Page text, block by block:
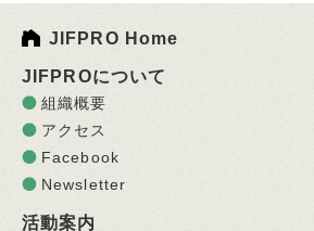
JIFPRO Home
JIFPROについて
組織概要
アクセス
Facebook
Newsletter
活動案内